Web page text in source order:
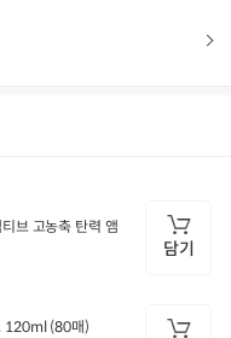
브 고농축 탄력 앰
담기
120ml (80매)